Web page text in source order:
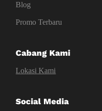
Blog
Promo Terbaru
Cabang Kami
Lokasi Kami
Social Media